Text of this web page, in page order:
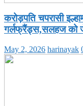
करोड़पति चपरासी
गर्लफ्रैंड्स,सलहज को
May 2, 2026 harinayak